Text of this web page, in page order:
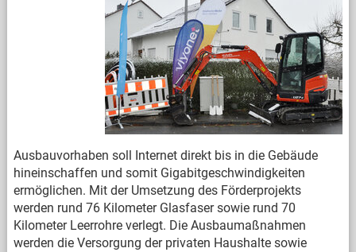
Ausbauvorhaben soll Internet direkt bis in die Gebäude
hineinschaffen und somit Gigabitgeschwindigkeiten
ermöglichen. Mit der Umsetzung des Förderprojekts
werden rund 76 Kilometer Glasfaser sowie rund 70
Kilometer Leerrohre verlegt. Die Ausbaumaßnahmen
werden die Versorgung der privaten Haushalte sowie